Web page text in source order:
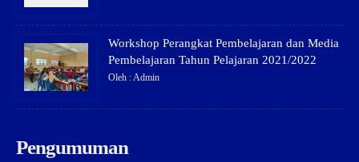
Workshop Perangkat Pembelajaran dan Media
Pembelajaran Tahun Pelajaran 2021/2022
Oleh : Admin
Pengumuman